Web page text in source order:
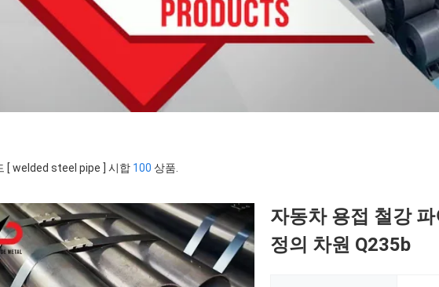
[ welded steel pipe ] 시합 100 상품.
자동차 용접 철강
정의 차원 Q235b